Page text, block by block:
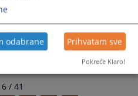
/ 41
odabrane Prihvatam sve
Pokreće Klaro!